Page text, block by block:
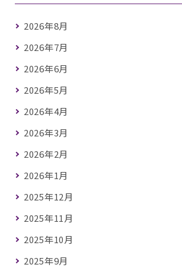
2026年8月
2026年7月
2026年6月
2026年5月
2026年4月
2026年3月
2026年2月
2026年1月
2025年12月
2025年11月
2025年10月
2025年9月